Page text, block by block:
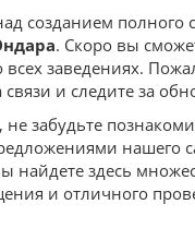
созданием полного
. Скоро вы
заведениях.
связи и следите за
забудьте
нашего
найдете здесь
и отличного